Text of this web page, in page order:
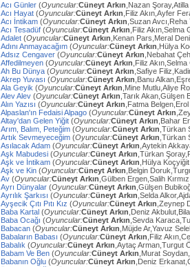
Acı Günler (Oyuncular:Cüneyt Arkın ,Nazan
Acı Hayat (Oyuncular:Cüneyt Arkın ,Filiz Akın,Ayfer
Acı İntikam (Oyuncular:Cüneyt Arkın ,Suzan
Acı Tesadüf (Oyuncular:Cüneyt Arkın ,Filiz Akın,Selma
Adalet (Oyuncular:Cüneyt Arkın ,Kenan Pars,Meral
Adını Anmayacağım (Oyuncular:Cüneyt Arkın ,Hülya
Adsız Cengaver (Oyuncular:Cüneyt Arkın ,Nebahat
Affedilmeyen (Oyuncular:Cüneyt Arkın ,Filiz
Ah Bu Dünya (Oyuncular:Cüneyt Arkın ,Safiye
Akrep Yuvası (Oyuncular:Cüneyt Arkın ,Banu
Ala Geyik (Oyuncular:Cüneyt Arkın ,Mine Mutlu,Aliye
Alev Alev (Oyuncular:Cüneyt Arkın ,Tarık Akan,Gülşen
Alın Yazısı (Oyuncular:Cüneyt Arkın ,Fatma
Alpaslan'ın Fedaisi Alpago (Oyuncular:Cüneyt Arkın
Altay'dan Gelen Yiğit (Oyuncular:Cüneyt Arkın ,Bahar
Arım, Balım, Peteğim (Oyuncular:Cüneyt Arkın ,Türkan
Artık Sevmeyeceğim (Oyuncular:Cüneyt Arkın ,Türkan
Asılacak Adam (Oyuncular:Cüneyt Arkın ,Aytekin
Aşk Mabudesi (Oyuncular:Cüneyt Arkın ,Türkan
Aşk ve İntikam (Oyuncular:Cüneyt Arkın ,Hülya
Aşk ve Kin (Oyuncular:Cüneyt Arkın ,Belgin
Av (Oyuncular:Cüneyt Arkın ,Gülben Ergen,Salih
Ayrı Dünyalar (Oyuncular:Cüneyt Arkın ,Gülşen
Ayrılık Şarkısı (Oyuncular:Cüneyt Arkın ,Selda
Ayşecik Çıtı Pıtı Kız (Oyuncular:Cüneyt Arkın ,Zeynep
Baba Kartal (Oyuncular:Cüneyt Arkın ,Deniz
Baba Ocağı (Oyuncular:Cüneyt Arkın ,Sevda
Babacan (Oyuncular:Cüneyt Arkın ,Müjde Ar,Yavuz
Babaların Babası (Oyuncular:Cüneyt Arkın ,Filiz
Babalık (Oyuncular:Cüneyt Arkın ,Aytaç Arman,Turgut
Babam Ve Ben (Oyuncular:Cüneyt Arkın ,Murat
Babanın Oğlu (Oyuncular:Cüneyt Arkın ,Deniz